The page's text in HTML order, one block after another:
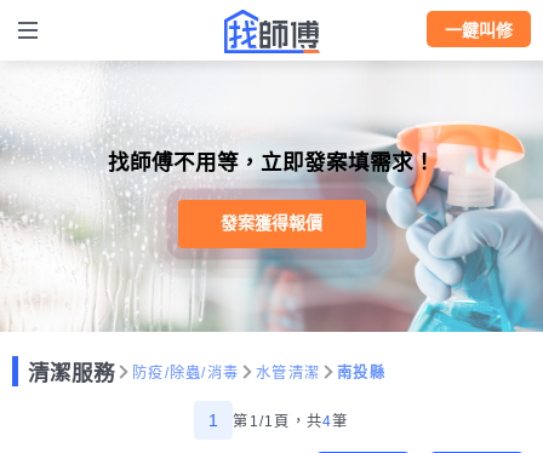
一鍵叫修
找師傅不用等，立即發案填需求！
發案獲得報價
清潔服務 防疫/除蟲/消毒 水管清潔 南投縣
1 第1/1頁， 共4筆